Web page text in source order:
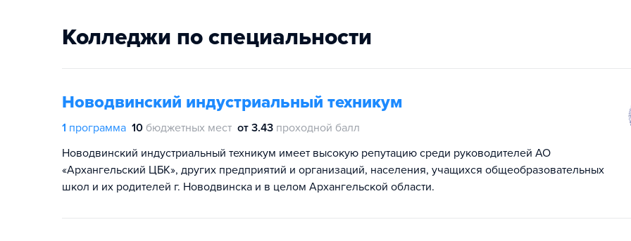
Колледжи по специальности
Новодвинский индустриальный техникум
1 программа 10 бюджетных мест от 3.43 проходной балл
Новодвинский индустриальный техникум имеет высокую репутацию среди руководителей АО
«Архангельский ЦБК», других предприятий и организаций, населения, учащихся общеобразовательных
школ и их родителей г. Новодвинска и в целом Архангельской области.